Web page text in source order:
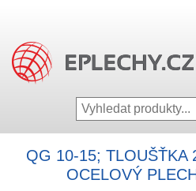
QG 10-15; TLOUŠŤKA
OCELOVÝ